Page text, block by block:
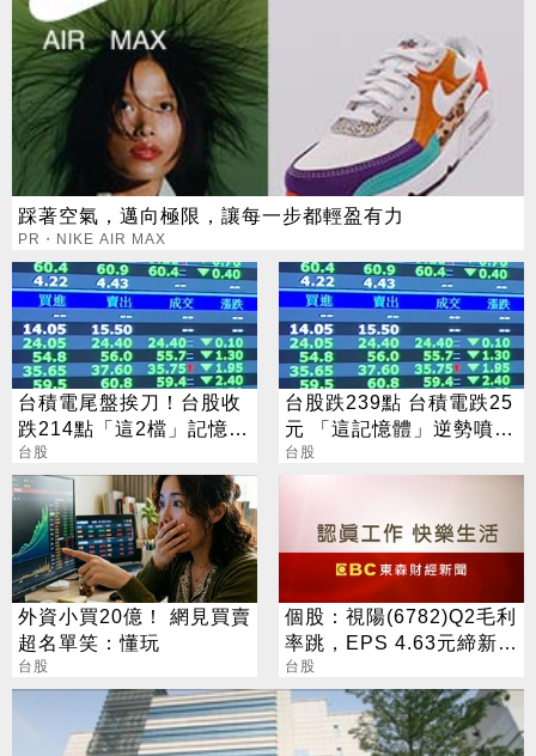
踩著空氣，邁向極限，讓每一步都輕盈有力
PR・NIKE AIR MAX
台積電尾盤挨刀！台股收
跌214點「這2檔」記憶體
逆勢收漲停
台股
台股跌239點 台積電跌25
元 「這記憶體」逆勢噴
5%
台股
外資小買20億！ 網見買賣
超名單笑：懂玩
台股
個股：視陽(6782)Q2毛利
率跳，EPS 4.63元締新
猷，本季營運續看旺
台股